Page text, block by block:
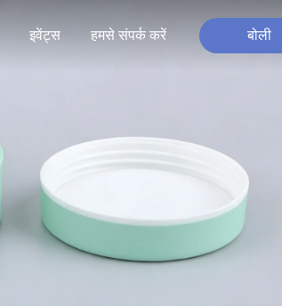
इवेंट्स हमसे संपर्क करें बोली